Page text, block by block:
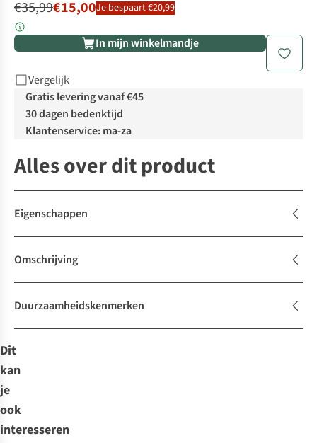
€35,99€15,00Je bespaart €20,99
In mijn winkelmandje
Vergelijk
Gratis levering vanaf €45
30 dagen bedenktijd
Klantenservice: ma-za
Alles over dit product
Eigenschappen
Omschrijving
Duurzaamheidskenmerken
Dit
kan
je
ook
interesseren